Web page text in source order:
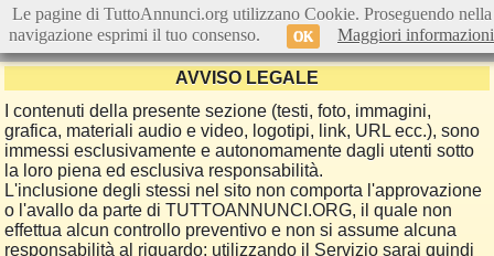
AVVISO LEGALE
I contenuti della presente sezione (testi, foto, immagini,
grafica, materiali audio e video, logotipi, link, URL ecc.), sono
immessi esclusivamente e autonomamente dagli utenti sotto
la loro piena ed esclusiva responsabilità.
L'inclusione degli stessi nel sito non comporta l'approvazione
o l'avallo da parte di TUTTOANNUNCI.ORG, il quale non
effettua alcun controllo preventivo e non si assume alcuna
responsabilità al riguardo; utilizzando il Servizio sarai quindi
Le pagine di TuttoAnnunci.org utilizzano Cookie. Proseguendo nella
navigazione esprimi il tuo consenso.
OK Maggiori informazioni